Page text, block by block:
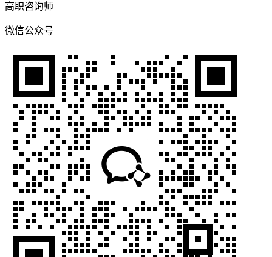
高职咨询师
微信公众号